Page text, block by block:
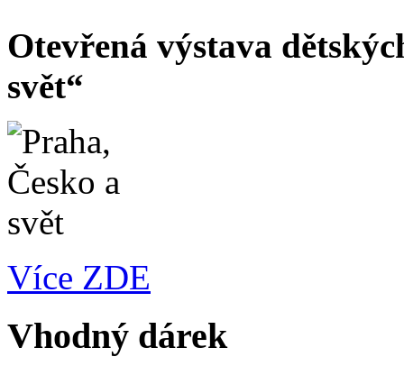
Otevřená výstava
svět“
Více ZDE
Vhodný dárek